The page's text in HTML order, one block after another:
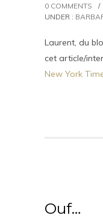
0 COMMENTS
/
UNDER :
Laurent, du
cet article/
New York
Ouf…